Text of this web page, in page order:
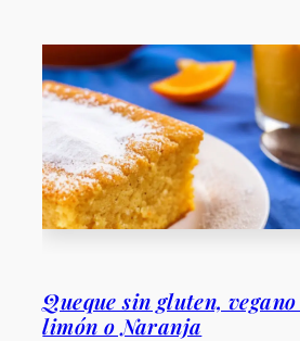
Queque sin gluten,
limón o Naranja